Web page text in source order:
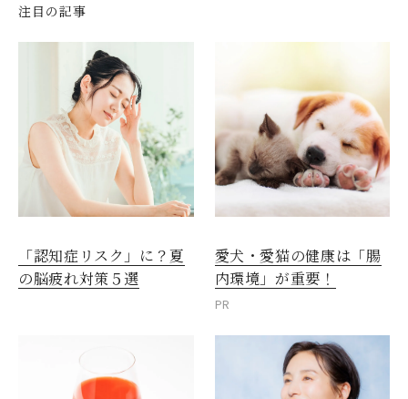
注目の記事
「認知症リスク」に？夏
の脳疲れ対策５選
愛犬・愛猫の健康は「腸
内環境」が重要！
PR